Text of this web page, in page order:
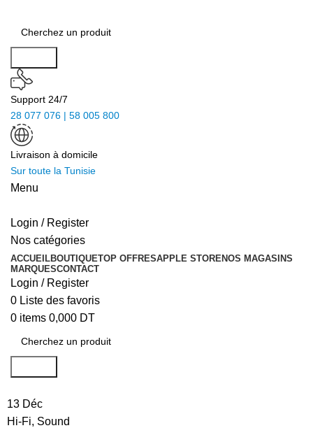
Support 24/7
28 077 076 | 58 005 800
Livraison à domicile
Sur toute la Tunisie
Menu
Login / Register
Nos catégories
ACCUEILBOUTIQUETOP OFFRESAPPLE STORENOS MAGASINS
MARQUESCONTACT
Login / Register
0 Liste des favoris
0 items 0,000 DT
13 Déc
Hi-Fi, Sound